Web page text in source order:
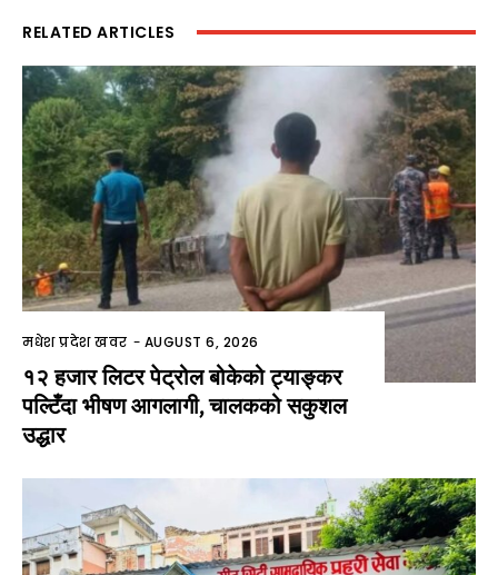
RELATED ARTICLES
मधेश प्रदेश खवर - AUGUST 6, 2026
१२ हजार लिटर पेट्रोल बोकेको ट्याङ्कर
पल्टिँदा भीषण आगलागी, चालकको सकुशल
उद्धार